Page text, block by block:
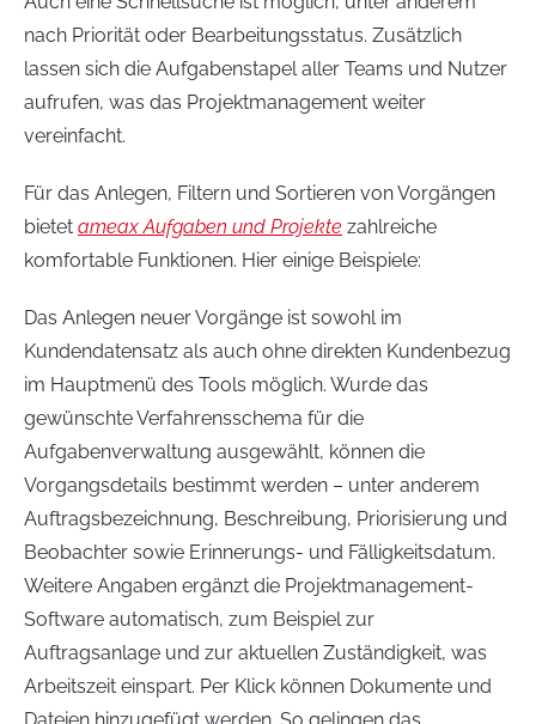
nach Priorität oder Bearbeitungsstatus. Zusätzlich
lassen sich die Aufgabenstapel aller Teams und Nutzer
aufrufen, was das Projektmanagement weiter
vereinfacht.
Für das Anlegen, Filtern und Sortieren von Vorgängen
bietet ameax Aufgaben und Projekte zahlreiche
komfortable Funktionen. Hier einige Beispiele:
Das Anlegen neuer Vorgänge ist sowohl im
Kundendatensatz als auch ohne direkten Kundenbezug
im Hauptmenü des Tools möglich. Wurde das
gewünschte Verfahrensschema für die
Aufgabenverwaltung ausgewählt, können die
Vorgangsdetails bestimmt werden – unter anderem
Auftragsbezeichnung, Beschreibung, Priorisierung und
Beobachter sowie Erinnerungs- und Fälligkeitsdatum.
Weitere Angaben ergänzt die Projektmanagement-
Software automatisch, zum Beispiel zur
Auftragsanlage und zur aktuellen Zuständigkeit, was
Arbeitszeit einspart. Per Klick können Dokumente und